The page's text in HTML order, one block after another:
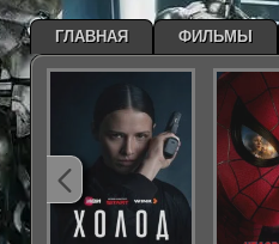
ГЛАВНАЯ ФИЛЬМЫ